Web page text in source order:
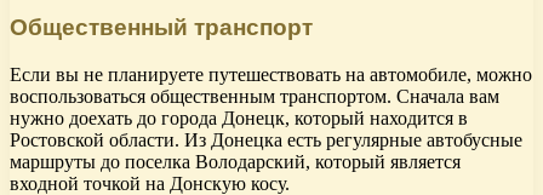
Общественный транспорт
Если вы не планируете путешествовать на автомобиле, можно
воспользоваться общественным транспортом. Сначала вам
нужно доехать до города Донецк, который находится в
Ростовской области. Из Донецка есть регулярные автобусные
маршруты до поселка Володарский, который является
входной точкой на Донскую косу.